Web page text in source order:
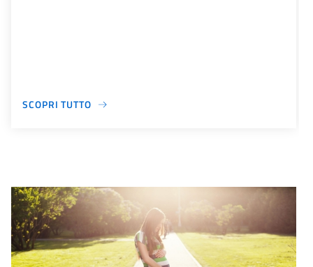
SCOPRI TUTTO